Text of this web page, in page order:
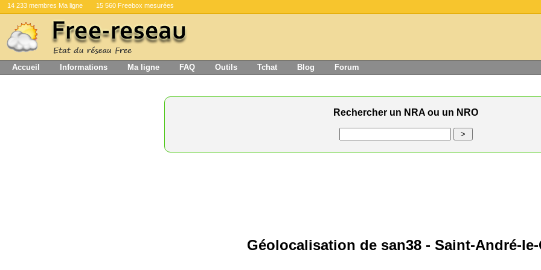
14 233 membres Ma ligne 15 560 Freebox mesurées
Accueil Informations Ma ligne FAQ Outils Tchat Blog Forum
Rechercher un NRA ou un NRO
Géolocalisation de san38 - Saint-André-le-